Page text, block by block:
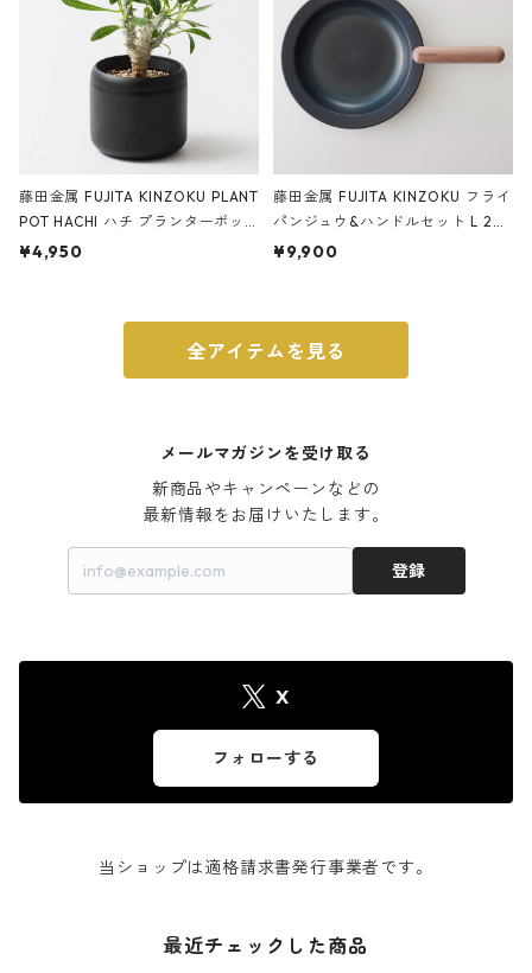
藤田金属 FUJITA KINZOKU PLANT
POT HACHI ハチ プランターポッ
ト 3号 ブラック
¥4,950
藤田金属 FUJITA KINZOKU フライ
パンジュウ&ハンドルセット L 24c
m ガス火・IH対応 鉄フライパン
¥9,900
全アイテムを見る
メールマガジンを受け取る
新商品やキャンペーンなどの
最新情報をお届けいたします。
登録
X
フォローする
当ショップは適格請求書発行事業者です。
最近チェックした商品